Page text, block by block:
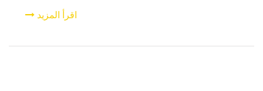
اقرأ المزيد